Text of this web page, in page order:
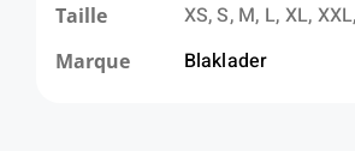
Taille XS, S, M, L, XL,
Marque Blaklader